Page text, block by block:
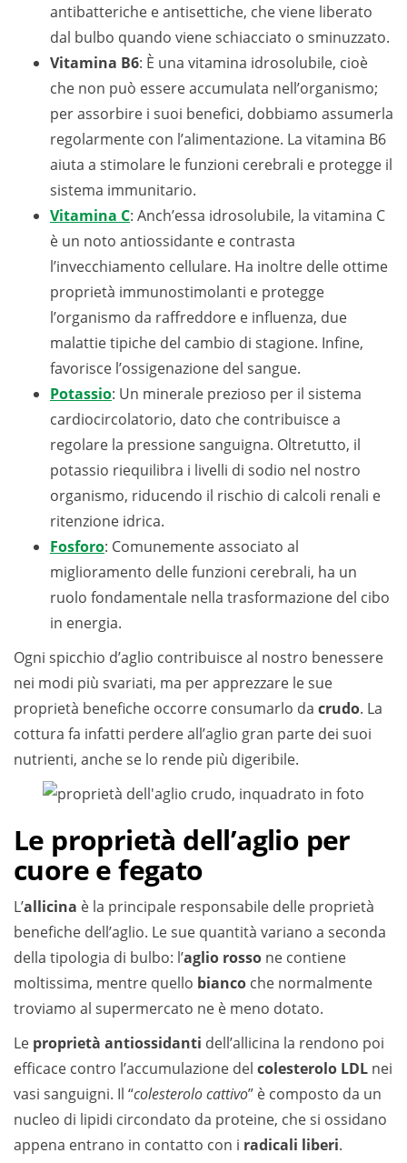
antibatteriche e antisettiche, che viene liberato
dal bulbo quando viene schiacciato o sminuzzato.
Vitamina B6: È una vitamina idrosolubile, cioè
che non può essere accumulata nell’organismo;
per assorbire i suoi benefici, dobbiamo assumerla
regolarmente con l’alimentazione. La vitamina B6
aiuta a stimolare le funzioni cerebrali e protegge il
sistema immunitario.
Vitamina C: Anch’essa idrosolubile, la vitamina C
è un noto antiossidante e contrasta
l’invecchiamento cellulare. Ha inoltre delle ottime
proprietà immunostimolanti e protegge
l’organismo da raffreddore e influenza, due
malattie tipiche del cambio di stagione. Infine,
favorisce l’ossigenazione del sangue.
Potassio: Un minerale prezioso per il sistema
cardiocircolatorio, dato che contribuisce a
regolare la pressione sanguigna. Oltretutto, il
potassio riequilibra i livelli di sodio nel nostro
organismo, riducendo il rischio di calcoli renali e
ritenzione idrica.
Fosforo: Comunemente associato al
miglioramento delle funzioni cerebrali, ha un
ruolo fondamentale nella trasformazione del cibo
in energia.
Ogni spicchio d’aglio contribuisce al nostro benessere
nei modi più svariati, ma per apprezzare le sue
proprietà benefiche occorre consumarlo da crudo. La
cottura fa infatti perdere all’aglio gran parte dei suoi
nutrienti, anche se lo rende più digeribile.
Le proprietà dell’aglio per
cuore e fegato
L’allicina è la principale responsabile delle proprietà
benefiche dell’aglio. Le sue quantità variano a seconda
della tipologia di bulbo: l’aglio rosso ne contiene
moltissima, mentre quello bianco che normalmente
troviamo al supermercato ne è meno dotato.
Le proprietà antiossidanti dell’allicina la rendono poi
efficace contro l’accumulazione del colesterolo LDL nei
vasi sanguigni. Il “colesterolo cattivo” è composto da un
nucleo di lipidi circondato da proteine, che si ossidano
appena entrano in contatto con i radicali liberi.